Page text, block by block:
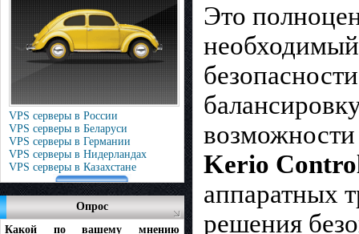
VPS серверы в России
VPS серверы в Беларуси
VPS серверы в Германии
VPS серверы в Нидерландах
VPS серверы в Казахстане
Опрос
Какой по вашему мнению
Это
возможности
Kerio
аппаратных
решения